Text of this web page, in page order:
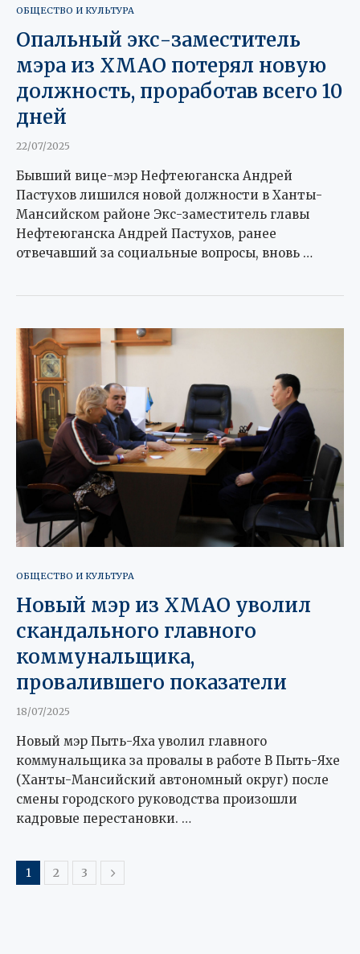
ОБЩЕСТВО И КУЛЬТУРА
Опальный экс-заместитель
мэра из ХМАО потерял новую
должность, проработав всего 10
дней
22/07/2025
Бывший вице-мэр Нефтеюганска Андрей
Пастухов лишился новой должности в Ханты-
Мансийском районе Экс-заместитель главы
Нефтеюганска Андрей Пастухов, ранее
отвечавший за социальные вопросы, вновь …
ОБЩЕСТВО И КУЛЬТУРА
Новый мэр из ХМАО уволил
скандального главного
коммунальщика,
провалившего показатели
18/07/2025
Новый мэр Пыть-Яха уволил главного
коммунальщика за провалы в работе В Пыть-Яхе
(Ханты-Мансийский автономный округ) после
смены городского руководства произошли
кадровые перестановки. …
1 2 3